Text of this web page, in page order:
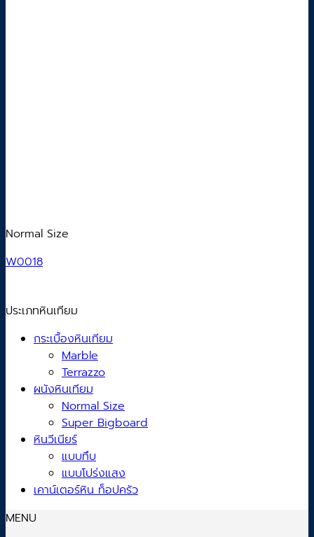
Normal Size
W0018
ประเภทหินเทียม
กระเบื้องหินเทียม
Marble
Terrazzo
ผนังหินเทียม
Normal Size
Super Bigboard
หินวีเนียร์
แบบทึบ
แบบโปร่งแสง
เคาน์เตอร์หิน ท็อปครัว
MENU